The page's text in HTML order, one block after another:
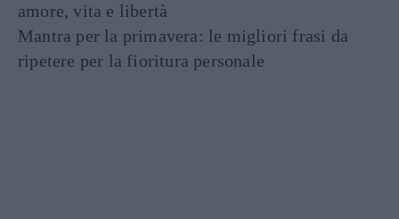
amore, vita e libertà
Mantra per la primavera: le migliori frasi da
ripetere per la fioritura personale